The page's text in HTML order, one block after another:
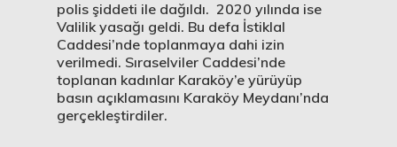
polis şiddeti ile dağıldı. 2020 yılında ise
Valilik yasağı geldi. Bu defa İstiklal
Caddesi’nde toplanmaya dahi izin
verilmedi. Sıraselviler Caddesi’nde
toplanan kadınlar Karaköy’e yürüyüp
basın açıklamasını Karaköy Meydanı’nda
gerçekleştirdiler.